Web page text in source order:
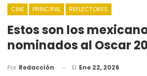
CINE PRINCIPAL REFLECTORES
Estos son los
nominados al Oscar
Por Redacción El Ene 22, 2026